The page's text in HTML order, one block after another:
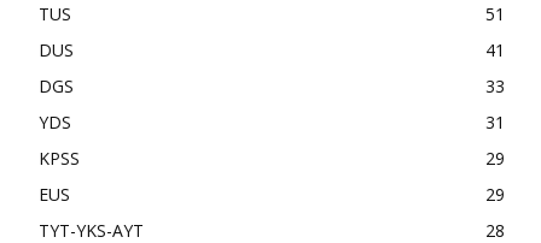
TUS
51
DUS
41
DGS
33
YDS
31
KPSS
29
EUS
29
TYT-YKS-AYT
28